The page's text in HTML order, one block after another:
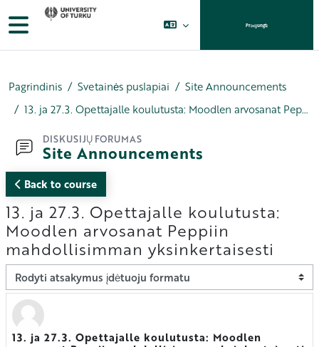
Pereiti į pagrindinį turinį
Šoninis skydelis Prisijungti
Pagrindinis Svetainės puslapiai
Site Announcements
13. ja 27.3. Opettajalle koulutusta: Moodlen arvosanat Peppiin mahdollisimman yksinkertaisesti
DISKUSIJŲ FORUMAS
Site Announcements
Back to course
13. ja 27.3. Opettajalle koulutusta:
Moodlen arvosanat Peppiin
mahdollisimman yksinkertaisesti
Rodymo režimas
13. ja 27.3. Opettajalle koulutusta: Moodlen
Atsakymų skaičius: 0